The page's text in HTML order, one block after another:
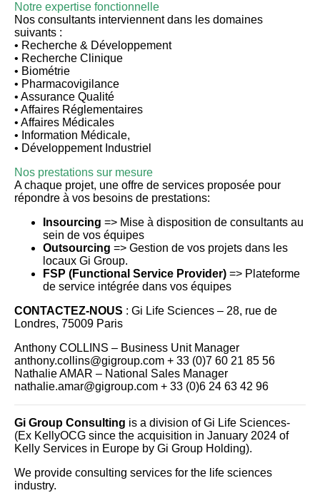
Notre expertise fonctionnelle
Nos consultants interviennent dans les domaines
suivants :
• Recherche & Développement
• Recherche Clinique
• Biométrie
• Pharmacovigilance
• Assurance Qualité
• Affaires Réglementaires
• Affaires Médicales
• Information Médicale,
• Développement Industriel
Nos prestations sur mesure
A chaque projet, une offre de services proposée pour
répondre à vos besoins de prestations:
Insourcing => Mise à disposition de consultants au
sein de vos équipes
Outsourcing => Gestion de vos projets dans les
locaux Gi Group.
FSP (Functional Service Provider) => Plateforme
de service intégrée dans vos équipes
CONTACTEZ-NOUS : Gi Life Sciences – 28, rue de
Londres, 75009 Paris
Anthony COLLINS – Business Unit Manager
anthony.collins@gigroup.com + 33 (0)7 60 21 85 56
Nathalie AMAR – National Sales Manager
nathalie.amar@gigroup.com + 33 (0)6 24 63 42 96
Gi Group Consulting is a division of Gi Life Sciences-
(Ex KellyOCG since the acquisition in January 2024 of
Kelly Services in Europe by Gi Group Holding).
We provide consulting services for the life sciences
industry.